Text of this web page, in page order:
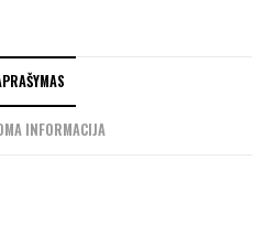
INFORMACIJA